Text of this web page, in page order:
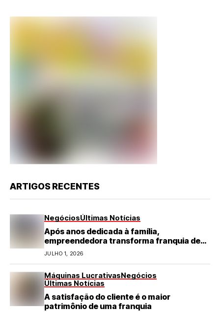
ARTIGOS RECENTES
NegóciosÚltimas Notícias
Após anos dedicada à família,
empreendedora transforma franquia de
turismo em negócio de destaque no RN
JULHO 1, 2026
Máquinas LucrativasNegócios
Últimas Notícias
A satisfação do cliente é o maior
patrimônio de uma franquia